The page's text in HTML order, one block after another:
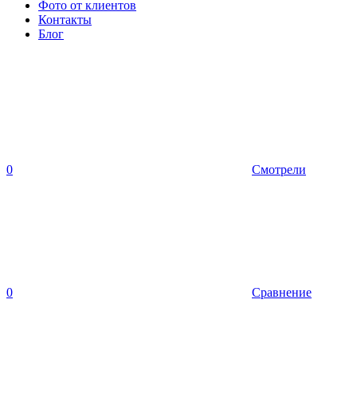
Фото от клиентов
Контакты
Блог
0 Смотрели
0 Сравнение